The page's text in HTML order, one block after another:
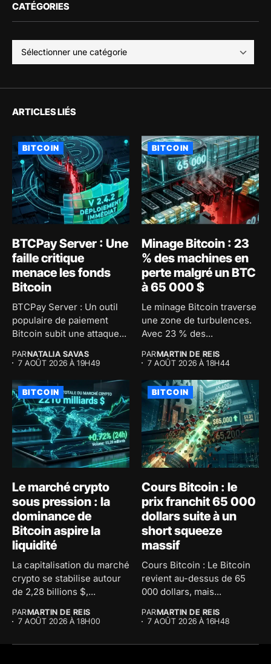
CATÉGORIES
ARTICLES LIÉS
BITCOIN
BTCPay Server : Une
faille critique
menace les fonds
Bitcoin
BTCPay Server : Un outil
populaire de paiement
Bitcoin subit une attaque...
PARNATALIA SAVAS
7 AOÛT 2026 À 19H49
BITCOIN
Minage Bitcoin : 23
% des machines en
perte malgré un BTC
à 65 000 $
Le minage Bitcoin traverse
une zone de turbulences.
Avec 23 % des...
PARMARTIN DE REIS
7 AOÛT 2026 À 18H44
BITCOIN
Le marché crypto
sous pression : la
dominance de
Bitcoin aspire la
liquidité
La capitalisation du marché
crypto se stabilise autour
de 2,28 billions $,...
PARMARTIN DE REIS
7 AOÛT 2026 À 18H00
BITCOIN
Cours Bitcoin : le
prix franchit 65 000
dollars suite à un
short squeeze
massif
Cours Bitcoin : Le Bitcoin
revient au-dessus de 65
000 dollars, mais...
PARMARTIN DE REIS
7 AOÛT 2026 À 16H48